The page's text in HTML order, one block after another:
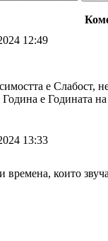
12:49
е
Година е Годината
13:33
които